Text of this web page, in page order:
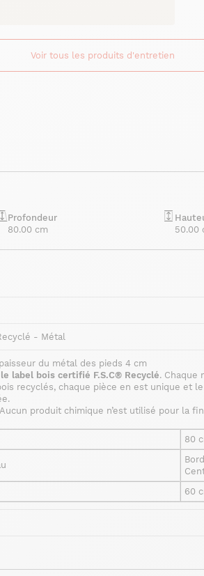
Voir tous les produits d'entretien
Profondeur
80.00 cm
50.00
- Métal
du métal des pieds 4 cm
label bois certifié F.S.C® Recyclé. Chaque
recyclés, chaque pièce en est unique et
produit chimique n’est utilisé pour la
80
60